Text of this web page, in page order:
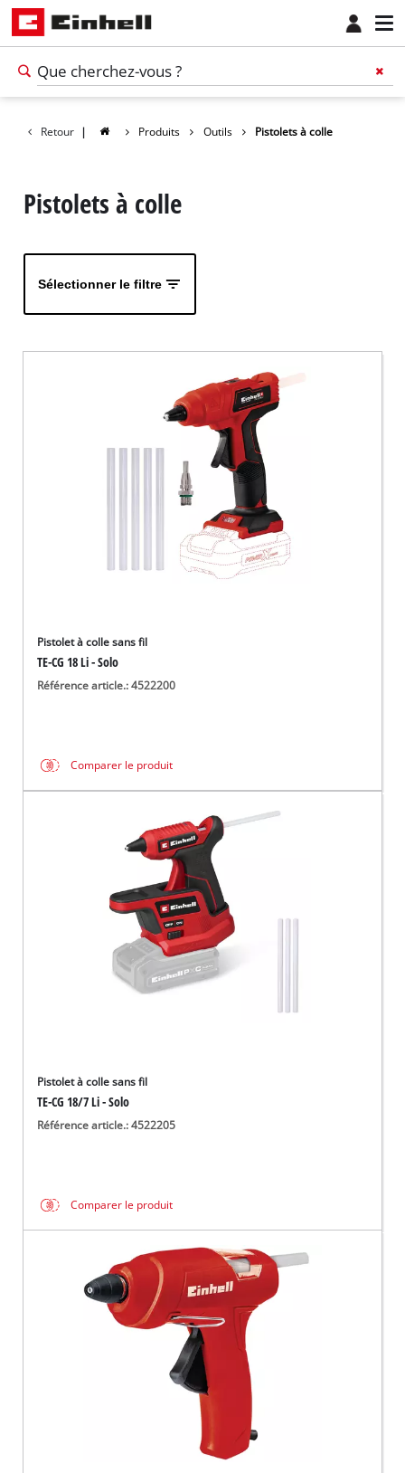
Retour | Produits Outils Pistolets à colle
Pistolets à colle
Sélectionner le filtre
Pistolet à colle sans fil
TE-CG 18 Li - Solo
Référence article.: 4522200
Comparer le produit
Pistolet à colle sans fil
TE-CG 18/7 Li - Solo
Référence article.: 4522205
Comparer le produit